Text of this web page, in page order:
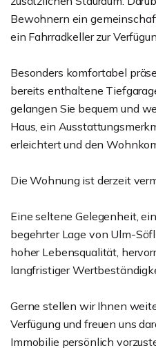
Bewohnern ein
ein Fahrradkeller zur
Besonders komfortabel
bereits enthaltene
gelangen Sie bequem und
Haus, ein
erleichtert und den
Die Wohnung ist derzeit
Eine seltene Gelegenheit,
begehrter Lage von Ulm-
hoher Lebensqualität,
langfristiger
Gerne stellen wir Ihnen
Verfügung und freuen uns
Immobilie persönlich